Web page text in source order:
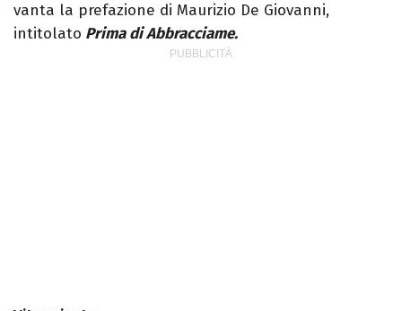
vanta la prefazione di Maurizio De Giovanni,
intitolato Prima di Abbracciame.